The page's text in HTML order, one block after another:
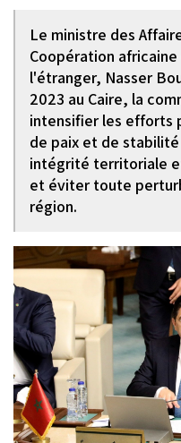
Le ministre des
Coopération
l'étranger, Nasser
2023 au Caire, la
intensifier les efforts
de paix et de
intégrité territoriale
et éviter toute
région.